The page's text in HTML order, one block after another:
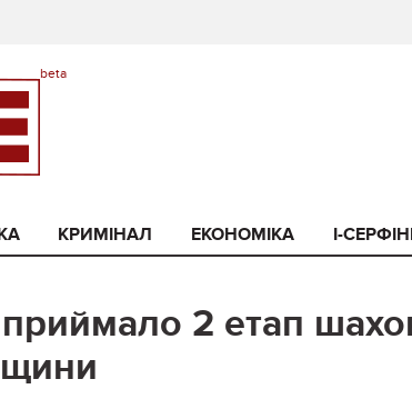
КРИМІНАЛ ЕКОНОМІКА I-
2 етап